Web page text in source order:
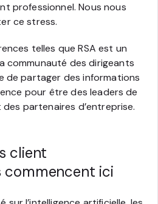
professionnel. Nous nous
ce stress.
telles que RSA est un
communauté des dirigeants
de partager des informations
pour être des leaders de
partenaires d’entreprise.
client
commencent ici